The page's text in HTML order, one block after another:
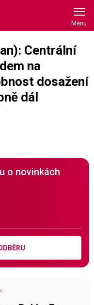
Centrální
na
dosažení
dál
o novinkách